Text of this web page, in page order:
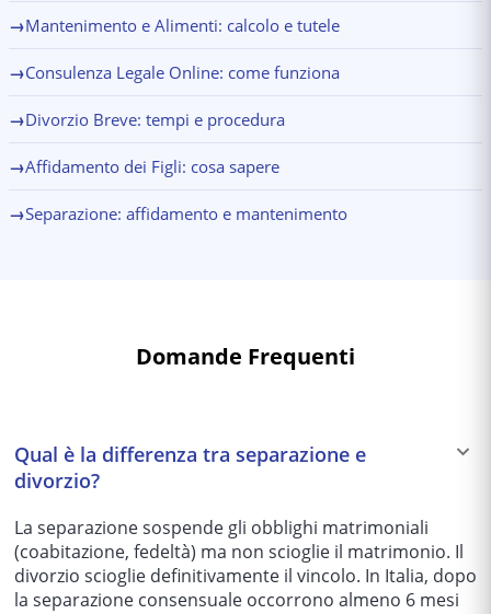
→Mantenimento e Alimenti: calcolo e tutele
→Consulenza Legale Online: come funziona
→Divorzio Breve: tempi e procedura
→Affidamento dei Figli: cosa sapere
→Separazione: affidamento e mantenimento
Domande Frequenti
Qual è la differenza tra separazione e
divorzio?
La separazione sospende gli obblighi matrimoniali
(coabitazione, fedeltà) ma non scioglie il matrimonio. Il
divorzio scioglie definitivamente il vincolo. In Italia, dopo
la separazione consensuale occorrono almeno 6 mesi